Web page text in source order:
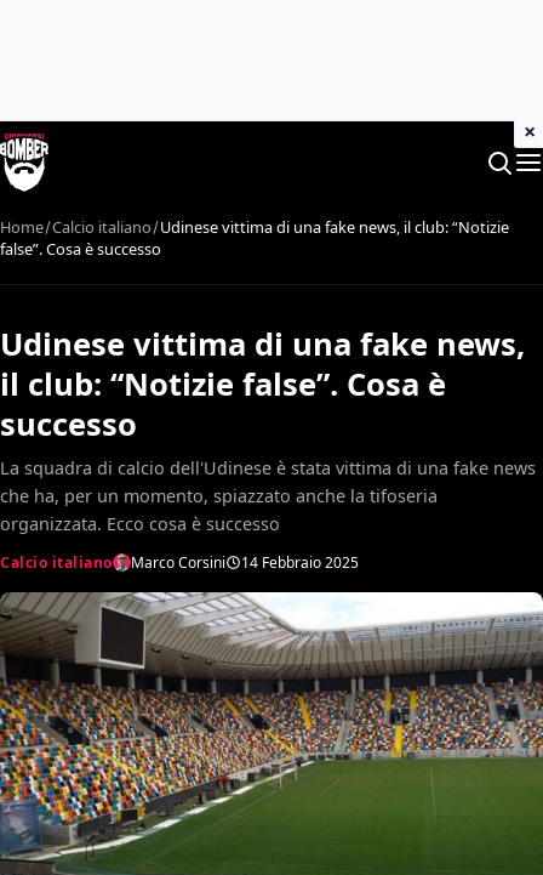
Home Calcio italiano Udinese vittima di una fake news, il club: “Notizie
false”. Cosa è successo
Udinese vittima di una fake news,
il club: “Notizie false”. Cosa è
successo
La squadra di calcio dell'Udinese è stata vittima di una fake news
che ha, per un momento, spiazzato anche la tifoseria
organizzata. Ecco cosa è successo
Calcio italiano Marco Corsini 14 Febbraio 2025
×